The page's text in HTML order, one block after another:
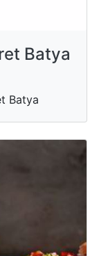
Batya
Batya